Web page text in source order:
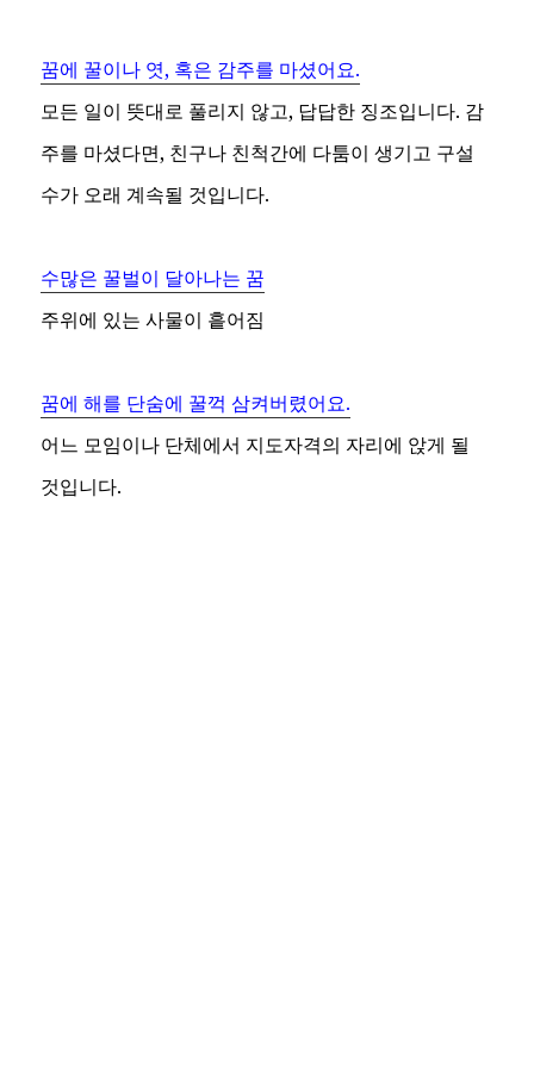
꿈에 꿀이나 엿, 혹은 감주를 마셨어요.
모든 일이 뜻대로 풀리지 않고, 답답한 징조입니다. 감
주를 마셨다면, 친구나 친척간에 다툼이 생기고 구설
수가 오래 계속될 것입니다.
수많은 꿀벌이 달아나는 꿈
주위에 있는 사물이 흩어짐
꿈에 해를 단숨에 꿀꺽 삼켜버렸어요.
어느 모임이나 단체에서 지도자격의 자리에 앉게 될
것입니다.